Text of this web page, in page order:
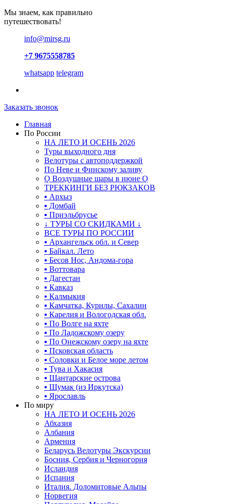
Мы знаем, как правильно
путешествовать!
info@mirsg.ru
+7 9675558785
whatsapp telegram
Заказать звонок
Главная
По России
НА ЛЕТО И ОСЕНЬ 2026
Туры выходного дня
Велотуры с автоподдержкой
По Неве и Финскому заливу
Ǫ Воздушные шары в июне Ǫ
ТРЕККИНГИ БЕЗ РЮКЗАКОВ
▪ Архыз
▪ Домбай
▪ Приэльбрусье
↓ ТУРЫ СО СКИДКАМИ ↓
ВСЕ ТУРЫ ПО РОССИИ
▪ Архангельск обл. и Север
▪ Байкал. Лето
▪ Бесов Нос, Андома-гора
▪ Воттовара
▪ Дагестан
▪ Кавказ
▪ Калмыкия
▪ Камчатка, Курилы, Сахалин
▪ Карелия и Вологодская обл.
▪ По Волге на яхте
▪ По Ладожскому озеру
▪ По Онежскому озеру на яхте
▪ Псковская область
▪ Соловки и Белое море летом
▪ Тува и Хакасия
▪ Шантарские острова
▪ Шумак (из Иркутска)
▪ Ярославль
По миру
НА ЛЕТО И ОСЕНЬ 2026
Абхазия
Албания
Армения
Беларусь Велотуры Экскурсии
Босния, Сербия и Черногория
Исландия
Испания
Италия. Доломитовые Альпы
Норвегия